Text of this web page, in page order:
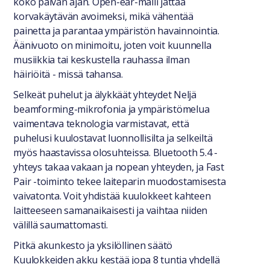
korvakäytävän avoimeksi, mikä vähentää
painetta ja parantaa ympäristön havainnointia.
Äänivuoto on minimoitu, joten voit kuunnella
musiikkia tai keskustella rauhassa ilman
häiriöitä - missä tahansa.
Selkeät puhelut ja älykkäät yhteydet Neljä
beamforming-mikrofonia ja ympäristömelua
vaimentava teknologia varmistavat, että
puhelusi kuulostavat luonnollisilta ja selkeiltä
myös haastavissa olosuhteissa. Bluetooth 5.4 -
yhteys takaa vakaan ja nopean yhteyden, ja Fast
Pair -toiminto tekee laiteparin muodostamisesta
vaivatonta. Voit yhdistää kuulokkeet kahteen
laitteeseen samanaikaisesti ja vaihtaa niiden
välillä saumattomasti.
Pitkä akunkesto ja yksilöllinen säätö
Kuulokkeiden akku kestää jopa 8 tuntia yhdellä